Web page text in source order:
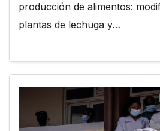
producción de alimentos:
plantas de lechuga y…